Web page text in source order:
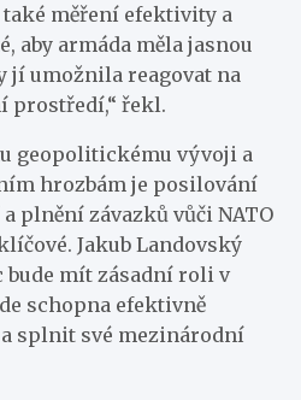
měření efektivity a
aby armáda měla jasnou
jí umožnila reagovat na
prostředí,“ řekl.
geopolitickému vývoji a
hrozbám je posilování
plnění závazků vůči NATO
Jakub Landovský
bude mít zásadní roli v
schopna efektivně
splnit své mezinárodní